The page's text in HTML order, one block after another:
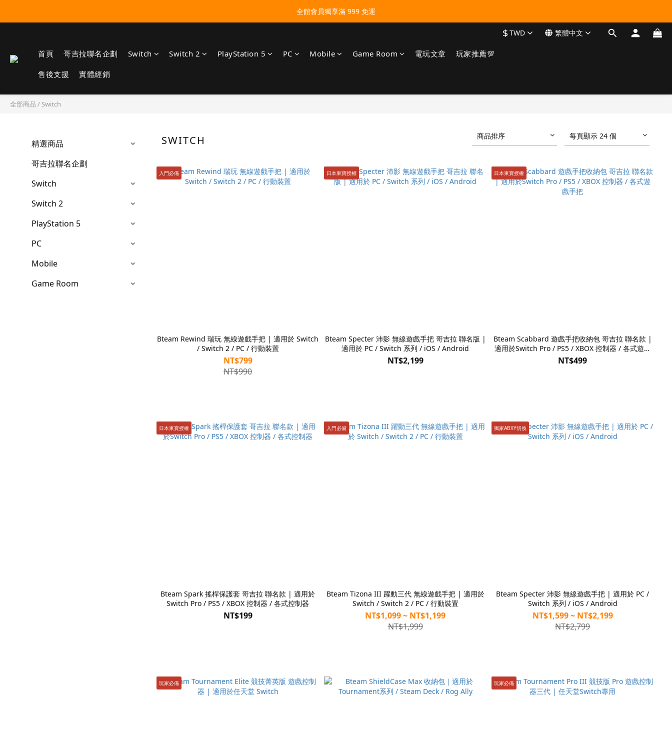
全館會員獨享滿 999 免運
$TWD 繁體中文
首頁 哥吉拉聯名企劃 Switch Switch 2 PlayStation 5 PC Mobile Game Room 電玩文章 玩家推薦💯
售後支援 實體經銷
全部商品 / Switch
精選商品
哥吉拉聯名企劃
Switch
Switch 2
PlayStation 5
PC
Mobile
Game Room
SWITCH 商品排序 每頁顯示 24 個
入門必備
Bteam Rewind 瑞玩 無線遊戲手把 | 適用於 Switch
/ Switch 2 / PC / 行動裝置
NT$799
NT$990
日本東寶授權
Bteam Specter 沛影 無線遊戲手把 哥吉拉 聯名版 |
適用於 PC / Switch 系列 / iOS / Android
NT$2,199
日本東寶授權
Bteam Scabbard 遊戲手把收納包 哥吉拉 聯名款 |
適用於Switch Pro / PS5 / XBOX 控制器 / 各式遊戲
手把
NT$499
日本東寶授權
Bteam Spark 搖桿保護套 哥吉拉 聯名款 | 適用於
Switch Pro / PS5 / XBOX 控制器 / 各式控制器
NT$199
入門必備
Bteam Tizona III 躍動三代 無線遊戲手把 | 適用於
Switch / Switch 2 / PC / 行動裝置
NT$1,099 ~ NT$1,199
NT$1,999
獨家ABXY切換
Bteam Specter 沛影 無線遊戲手把 | 適用於 PC /
Switch 系列 / iOS / Android
NT$1,599 ~ NT$2,199
NT$2,799
玩家必備 玩家必備